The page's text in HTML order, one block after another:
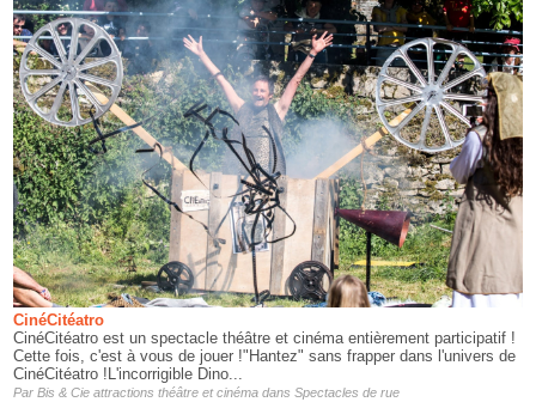
CinéCitéatro
CinéCitéatro est un spectacle théâtre et cinéma entièrement participatif !
Cette fois, c'est à vous de jouer !"Hantez" sans frapper dans l'univers de
CinéCitéatro !L'incorrigible Dino...
Par Bis & Cie attractions théâtre et cinémadans Spectacles de rue